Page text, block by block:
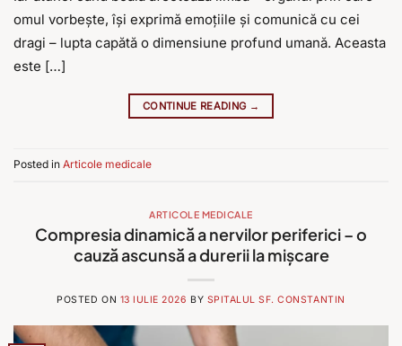
omul vorbește, își exprimă emoțiile și comunică cu cei
dragi – lupta capătă o dimensiune profund umană. Aceasta
este […]
CONTINUE READING →
Posted in Articole medicale
ARTICOLE MEDICALE
Compresia dinamică a nervilor periferici – o
cauză ascunsă a durerii la mișcare
POSTED ON 13 IULIE 2026 BY SPITALUL SF. CONSTANTIN